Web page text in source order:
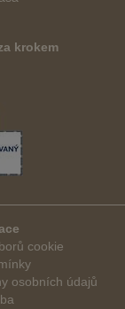
krokem
cookie
osobních údajů